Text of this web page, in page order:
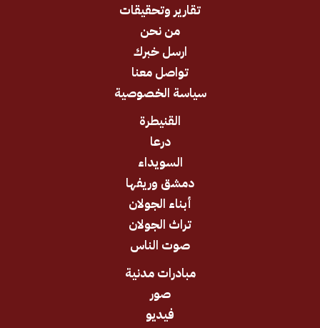
تقارير وتحقيقات
ارسل خبرك
تواصل معنا
سياسة الخصوصية
دمشق وريفها
أبناء الجولان
تراث الجولان
صوت الناس
مبادرات مدنية